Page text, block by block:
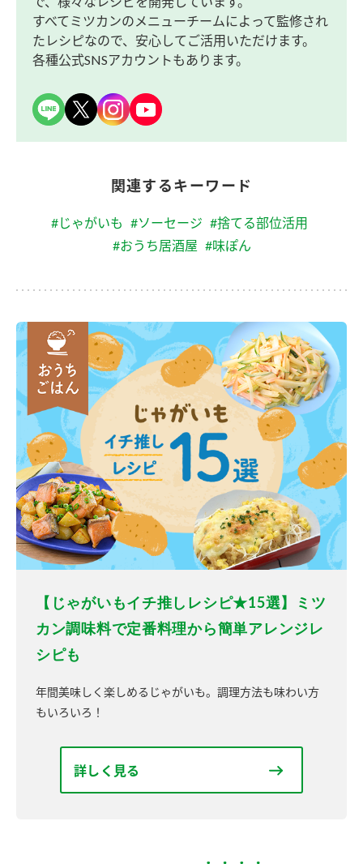
すべてミツカンのメニューチームによって監修され
たレシピなので、安心してご活用いただけます。
各種公式SNSアカウントもあります。
関連するキーワード
#じゃがいも #ソーセージ #捨てる部位活用
#おうち居酒屋 #味ぽん
【じゃがいもイチ推しレシピ★15選】ミツ
カン調味料で定番料理から簡単アレンジレ
シピも
年間美味しく楽しめるじゃがいも。調理方法も味わい方
もいろいろ！
詳しく見る